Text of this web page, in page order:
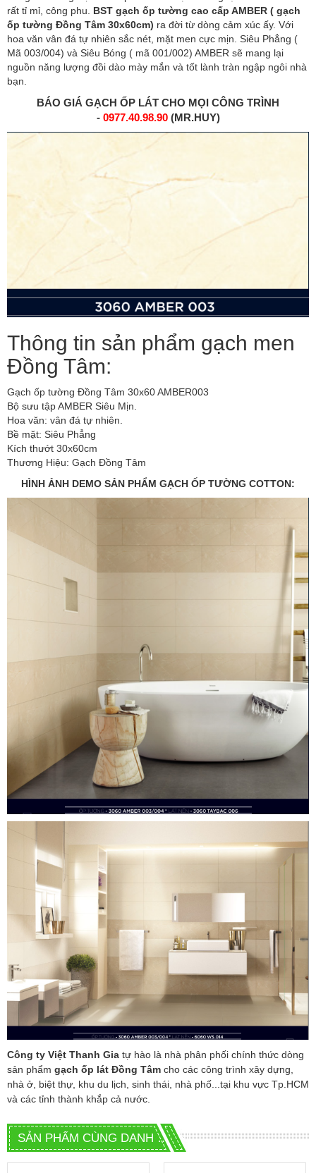
rất tỉ mỉ, công phu. BST gạch ốp tường cao cấp AMBER ( gạch
ốp tường Đồng Tâm 30x60cm) ra đời từ dòng cảm xúc ấy. Với
hoa văn vân đá tự nhiên sắc nét, mặt men cực mịn. Siêu Phẳng (
Mã 003/004) và Siêu Bóng ( mã 001/002) AMBER sẽ mang lại
nguồn năng lượng đồi dào mày mắn và tốt lành tràn ngập ngôi nhà
bạn.
BÁO GIÁ GẠCH ỐP LÁT CHO MỌI CÔNG TRÌNH
- 0977.40.98.90(MR.HUY)
Thông tin sản phẩm gạch men
Đồng Tâm:
Gạch ốp tường Đồng Tâm 30x60 AMBER003
Bộ sưu tập AMBER Siêu Mịn.
Hoa văn: vân đá tự nhiên.
Bề mặt: Siêu Phẳng
Kích thướt 30x60cm
Thương Hiệu: Gạch Đồng Tâm
HÌNH ẢNH DEMO SẢN PHẨM GẠCH ỐP TƯỜNG COTTON:
Công ty Việt Thanh Gia tự hào là nhà phân phối chính thức dòng
sản phẩm gạch ốp lát Đồng Tâm cho các công trình xây dựng,
nhà ở, biệt thự, khu du lịch, sinh thái, nhà phố...tại khu vực Tp.HCM
và các tỉnh thành khắp cả nước.
SẢN PHẨM CÙNG DANH MỤC